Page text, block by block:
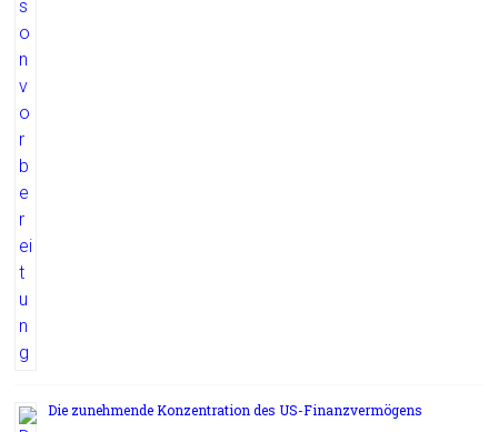
Die zunehmende Konzentration des US-Finanzvermögens